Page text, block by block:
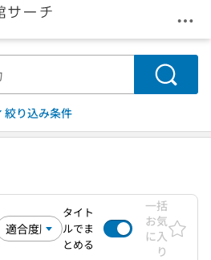
メ
検索
絞り込み条件
タイト
ルでま
とめる
一括
お気
に入
り